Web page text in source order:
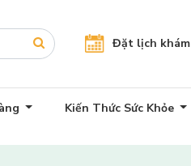
Đặt lịch khám
Kiến Thức Sức Khỏe